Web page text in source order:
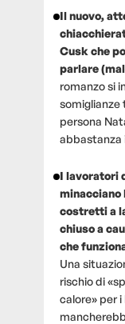
Il nuovo,
Cusk che
parlare
romanzo si
somiglianze
persona
abbastanza
I lavoratori
minacciano
costretti a
chiuso a
che
Una
rischio di
calore» per